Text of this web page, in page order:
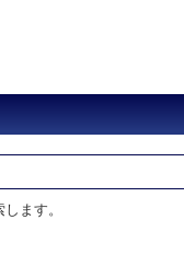
ます。